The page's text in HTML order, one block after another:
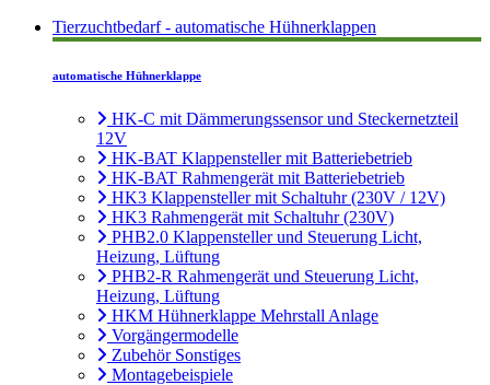
Tierzuchtbedarf - automatische Hühnerklappen
automatische Hühnerklappe
HK-C mit Dämmerungssensor und Steckernetzteil
12V
HK-BAT Klappensteller mit Batteriebetrieb
HK-BAT Rahmengerät mit Batteriebetrieb
HK3 Klappensteller mit Schaltuhr (230V / 12V)
HK3 Rahmengerät mit Schaltuhr (230V)
PHB2.0 Klappensteller und Steuerung Licht,
Heizung, Lüftung
PHB2-R Rahmengerät und Steuerung Licht,
Heizung, Lüftung
HKM Hühnerklappe Mehrstall Anlage
Vorgängermodelle
Zubehör Sonstiges
Montagebeispiele